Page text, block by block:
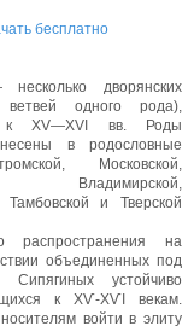
бесплатно
дворянских
одного рода),
к XV—XVI вв. Роды
в родословные
Московской,
Владимирской,
Тамбовской и Тверской
на
объединенных под
Сипягиных устойчиво
к ХѴ-ХѴІ векам.
войти в элиту